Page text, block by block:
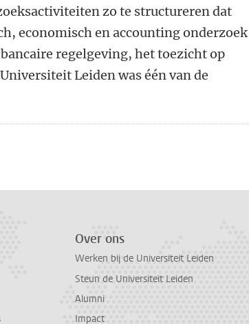
zo te structureren dat
economisch en accounting onderzoek
regelgeving, het toezicht op
Leiden was één van de
Over ons
Werken bij de Universiteit Leiden
Steun de Universiteit Leiden
Alumni
Impact